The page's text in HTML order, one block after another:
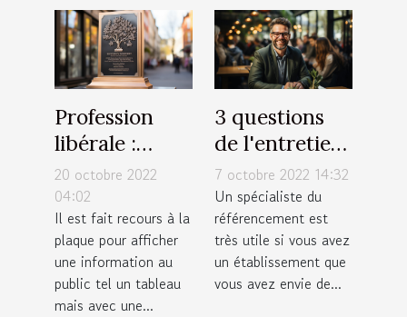
Profession
libérale :
Afficher une
plaque
expressive!
20 octobre 2022
04:02
Il est fait recours à la
plaque pour afficher
une information au
public tel un tableau
mais avec une...
3 questions
de l'entretien
d'embauche
d'un
spécialiste
SEO
7 octobre 2022 14:32
Un spécialiste du
référencement est
très utile si vous avez
un établissement que
vous avez envie de...